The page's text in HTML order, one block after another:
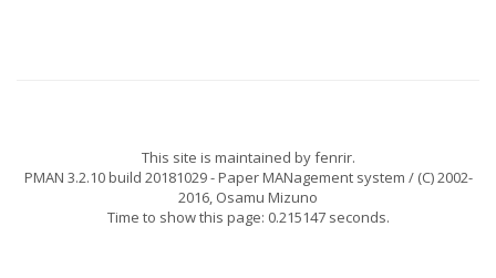
This site is maintained byfenrir.
PMAN 3.2.10 build 20181029- Paper MANagement system / (C) 2002-
2016, Osamu Mizuno
Time to show this page: 0.215147 seconds.